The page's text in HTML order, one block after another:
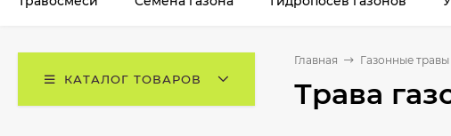
КАТАЛОГ ТОВАРОВ
Главная Газонные
Трава